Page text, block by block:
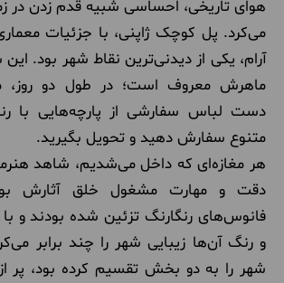
هوای تاریخی، احساسی شبیه قدم زدن در
می‌کرد. پل کوچک ژاپنی، با جزئیات
آرام، یکی از دیدنی‌ترین نقاط شهر بود.
ماهرش معروف است؛ در طول دو روز،
دست لباس سفارشی از پارچه‌هایی با
متنوع سفارش دهید و تحویل بگیرید.
هر مغازه‌ای که داخل می‌شدیم، شاهد
دقت و مهارت مشغول خلق آثارش
فانوس‌های رنگارنگ تزئین شده بودند و
و رنگ آن‌ها زیبایی شهر را چند برابر
شهر را به دو بخش تقسیم کرده بود، پر